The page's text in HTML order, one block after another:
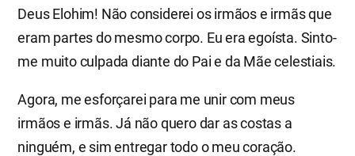
Deus Elohim! Não considerei os irmãos e irmãs que
eram partes do mesmo corpo. Eu era egoísta. Sinto-
me muito culpada diante do Pai e da Mãe celestiais.
Agora, me esforçarei para me unir com meus
irmãos e irmãs. Já não quero dar as costas a
ninguém, e sim entregar todo o meu coração.